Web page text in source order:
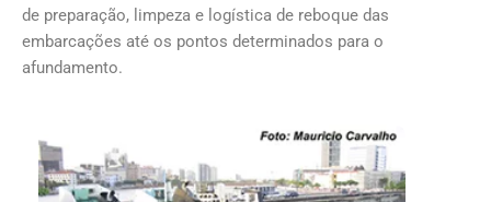
de preparação, limpeza e logística de reboque das
embarcações até os pontos determinados para o
afundamento.